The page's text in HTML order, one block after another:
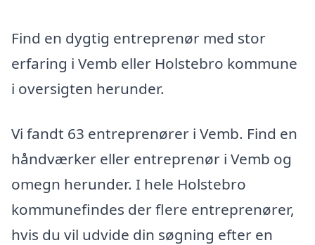
Find en dygtig entreprenør med stor
erfaring i Vemb eller Holstebro kommune
i oversigten herunder.
Vi fandt 63 entreprenører i Vemb. Find en
håndværker eller entreprenør i Vemb og
omegn herunder. I hele Holstebro
kommunefindes der flere entreprenører,
hvis du vil udvide din søgning efter en